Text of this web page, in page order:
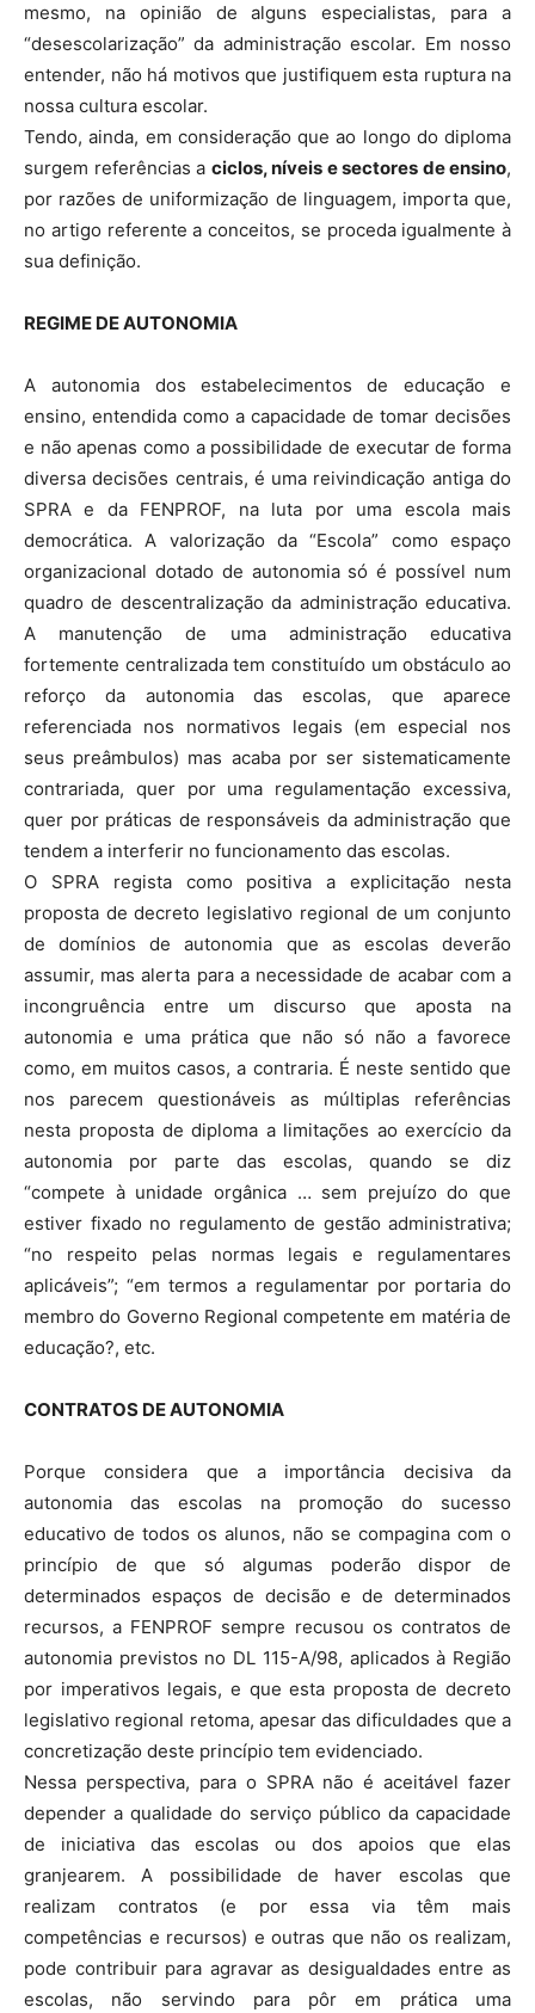
mesmo, na opinião de alguns especialistas, para a
“desescolarização” da administração escolar. Em nosso
entender, não há motivos que justifiquem esta ruptura na
nossa cultura escolar.
Tendo, ainda, em consideração que ao longo do diploma
surgem referências a ciclos, níveis e sectores de ensino,
por razões de uniformização de linguagem, importa que,
no artigo referente a conceitos, se proceda igualmente à
sua definição.
REGIME DE AUTONOMIA
A autonomia dos estabelecimentos de educação e
ensino, entendida como a capacidade de tomar decisões
e não apenas como a possibilidade de executar de forma
diversa decisões centrais, é uma reivindicação antiga do
SPRA e da FENPROF, na luta por uma escola mais
democrática. A valorização da “Escola” como espaço
organizacional dotado de autonomia só é possível num
quadro de descentralização da administração educativa.
A manutenção de uma administração educativa
fortemente centralizada tem constituído um obstáculo ao
reforço da autonomia das escolas, que aparece
referenciada nos normativos legais (em especial nos
seus preâmbulos) mas acaba por ser sistematicamente
contrariada, quer por uma regulamentação excessiva,
quer por práticas de responsáveis da administração que
tendem a interferir no funcionamento das escolas.
O SPRA regista como positiva a explicitação nesta
proposta de decreto legislativo regional de um conjunto
de domínios de autonomia que as escolas deverão
assumir, mas alerta para a necessidade de acabar com a
incongruência entre um discurso que aposta na
autonomia e uma prática que não só não a favorece
como, em muitos casos, a contraria. É neste sentido que
nos parecem questionáveis as múltiplas referências
nesta proposta de diploma a limitações ao exercício da
autonomia por parte das escolas, quando se diz
“compete à unidade orgânica … sem prejuízo do que
estiver fixado no regulamento de gestão administrativa;
“no respeito pelas normas legais e regulamentares
aplicáveis”; “em termos a regulamentar por portaria do
membro do Governo Regional competente em matéria de
educação?, etc.
CONTRATOS DE AUTONOMIA
Porque considera que a importância decisiva da
autonomia das escolas na promoção do sucesso
educativo de todos os alunos, não se compagina com o
princípio de que só algumas poderão dispor de
determinados espaços de decisão e de determinados
recursos, a FENPROF sempre recusou os contratos de
autonomia previstos no DL 115-A/98, aplicados à Região
por imperativos legais, e que esta proposta de decreto
legislativo regional retoma, apesar das dificuldades que a
concretização deste princípio tem evidenciado.
Nessa perspectiva, para o SPRA não é aceitável fazer
depender a qualidade do serviço público da capacidade
de iniciativa das escolas ou dos apoios que elas
granjearem. A possibilidade de haver escolas que
realizam contratos (e por essa via têm mais
competências e recursos) e outras que não os realizam,
pode contribuir para agravar as desigualdades entre as
escolas, não servindo para pôr em prática uma